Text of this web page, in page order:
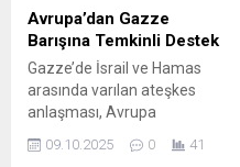
bilen çok, çünkü Sırbistana
açılan 2. büyük kapı....
Avrupa’dan Gazze
Barışına Temkinli Destek
Gazze’de İsrail ve Hamas
arasında varılan ateşkes
anlaşması, Avrupa
genelinde temkinli bir
iyimserlikle karşılandı.
09.10.2025 0 41